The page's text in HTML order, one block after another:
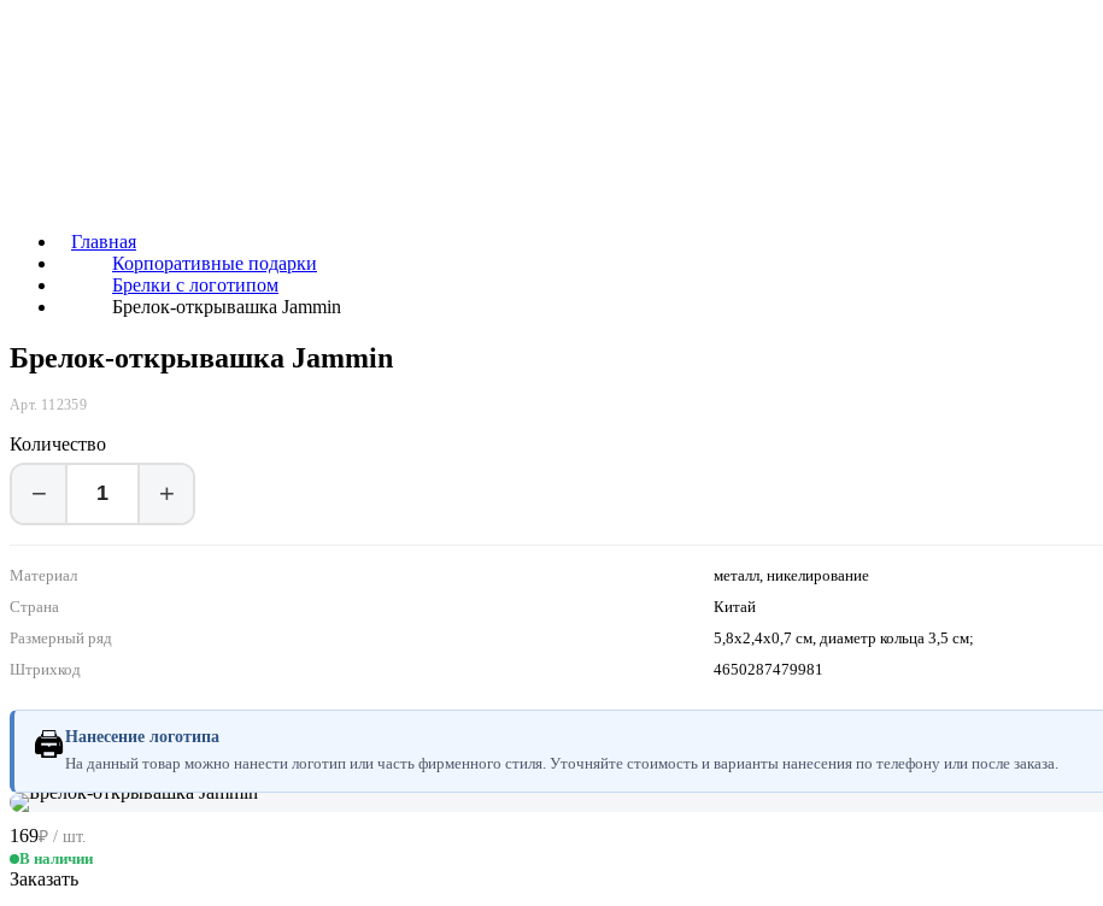
Главная
Корпоративные подарки
Брелки с логотипом
Брелок-открывашка Jammin
Брелок-открывашка Jammin
Арт. 112359
Количество
− +
Материал
металл, никелирование
Страна
Китай
Размерный ряд
5,8x2,4x0,7 см, диаметр кольца 3,5 см;
Штрихкод
4650287479981
🖨Нанесение логотипа
На данный товар можно нанести логотип или часть фирменного стиля. Уточняйте стоимость и варианты нанесения по телефону или после заказа.
169₽ / шт.
В наличии
Заказать